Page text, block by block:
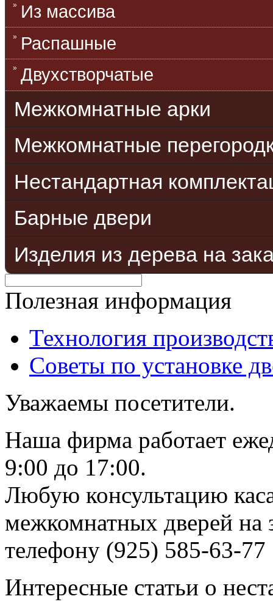
Из массива
Распашные
Двухстворчатые
Межкомнатные арки
Межкомнатные
Нестандартная
Барные двери
Изделия из дерева на
Полезная информация
Технология
Советы по установке
Уважаемы посетители.
Наша фирма работает
9:00 до 17:00.
Любую консультацию
межкомнатных дверей на
телефону (925) 585-63-77
Интересные статьи о